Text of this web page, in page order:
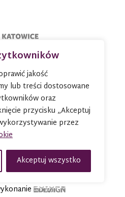
jakość
lub treści dostosowane
oraz
przycisku „Akceptuj
przez
Akceptuj wszystko